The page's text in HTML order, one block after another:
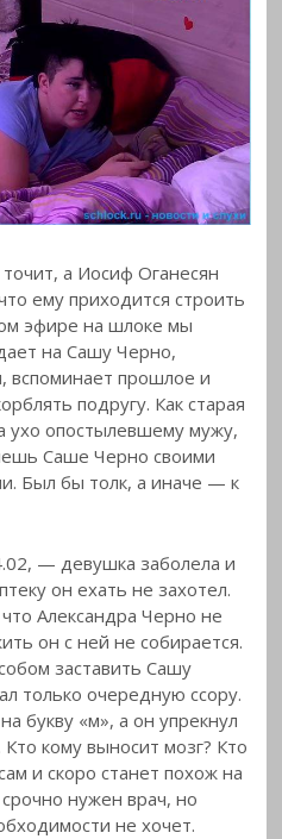
а Иосиф Оганесян
ему приходится строить
эфире на шлоке мы
на Сашу Черно,
вспоминает прошлое и
подругу. Как старая
ухо опостылевшему мужу,
Саше Черно своими
Был бы толк, а иначе — к
— девушка заболела и
он ехать не захотел.
Александра Черно не
он с ней не собирается.
заставить Сашу
только очередную ссору.
букву «м», а он упрекнул
кому выносит мозг? Кто
и скоро станет похож на
нужен врач, но
не хочет.